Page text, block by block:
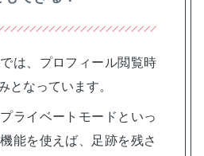
は、プロフィール閲覧時
となっています。
ライベートモードといっ
能を使えば、足跡を残さ